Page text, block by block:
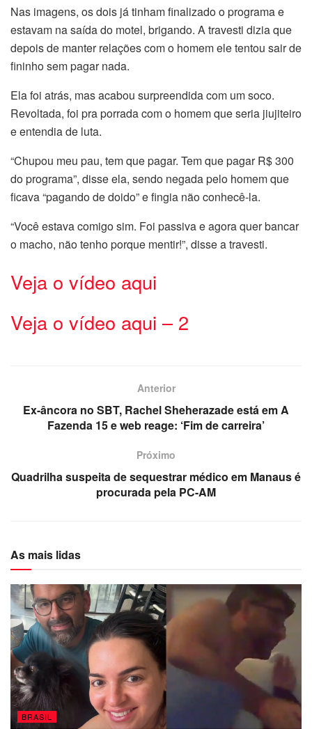
Nas imagens, os dois já tinham finalizado o programa e
estavam na saída do motel, brigando. A travesti dizia que
depois de manter relações com o homem ele tentou sair de
fininho sem pagar nada.
Ela foi atrás, mas acabou surpreendida com um soco.
Revoltada, foi pra porrada com o homem que seria jiujiteiro
e entendia de luta.
“Chupou meu pau, tem que pagar. Tem que pagar R$ 300
do programa”, disse ela, sendo negada pelo homem que
ficava “pagando de doido” e fingia não conhecê-la.
“Você estava comigo sim. Foi passiva e agora quer bancar
o macho, não tenho porque mentir!”, disse a travesti.
Veja o vídeo aqui
Veja o vídeo aqui – 2
Anterior
Ex-âncora no SBT, Rachel Sheherazade está em A
Fazenda 15 e web reage: ‘Fim de carreira’
Próximo
Quadrilha suspeita de sequestrar médico em Manaus é
procurada pela PC-AM
As mais lidas
BRASIL